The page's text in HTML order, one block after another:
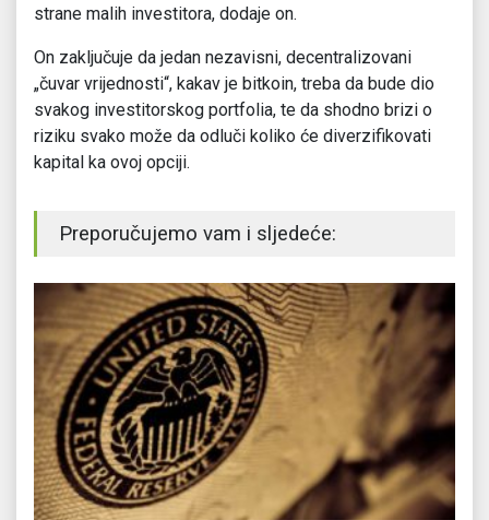
strane malih investitora, dodaje on.
On zaključuje da jedan nezavisni, decentralizovani
„čuvar vrijednosti“, kakav je bitkoin, treba da bude dio
svakog investitorskog portfolia, te da shodno brizi o
riziku svako može da odluči koliko će diverzifikovati
kapital ka ovoj opciji.
Preporučujemo vam i sljedeće: